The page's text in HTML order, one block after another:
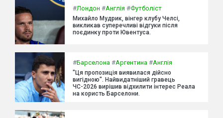
#Лондон #Англія #Футболіст
Михайло Мудрик, вінгер клубу Челсі,
викликав суперечливі відгуки після
поєдинку проти Ювентуса.
#Барселона #Аргентина #Англія
"Ця пропозиція виявилася дійсно
вигідною". Найвидатніший гравець
ЧС-2026 вирішив відхилити інтерес Реала
на користь Барселони.